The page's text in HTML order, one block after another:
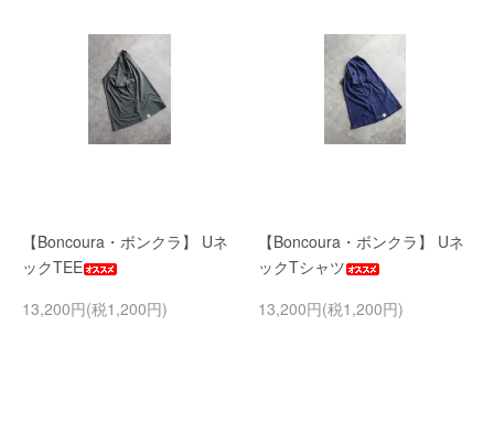
【Boncoura・ボンクラ】 Uネ
ックTEE
13,200円(税1,200円)
【Boncoura・ボンクラ】 Uネ
ックTシャツ
13,200円(税1,200円)